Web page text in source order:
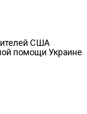
США
помощи Украине